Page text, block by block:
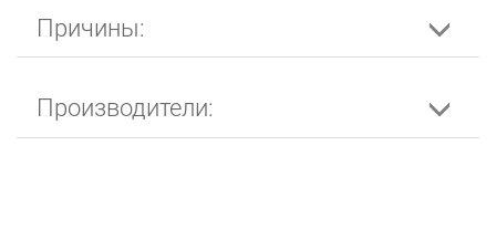
Причины:
Производители: